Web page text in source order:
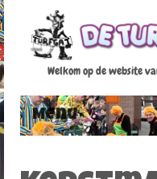
Welkom op de website
Menu